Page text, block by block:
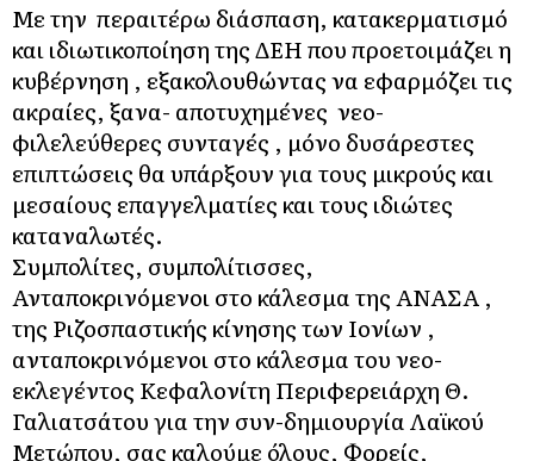
Με την περαιτέρω διάσπαση, κατακερματισμό
και ιδιωτικοποίηση της ΔΕΗ που προετοιμάζει η
κυβέρνηση , εξακολουθώντας να εφαρμόζει τις
ακραίες, ξανα- αποτυχημένες νεο-
φιλελεύθερες συνταγές , μόνο δυσάρεστες
επιπτώσεις θα υπάρξουν για τους μικρούς και
μεσαίους επαγγελματίες και τους ιδιώτες
καταναλωτές.
Συμπολίτες, συμπολίτισσες,
Ανταποκρινόμενοι στο κάλεσμα της ΑΝΑΣΑ ,
της Ριζοσπαστικής κίνησης των Ιονίων ,
ανταποκρινόμενοι στο κάλεσμα του νεο-
εκλεγέντος Κεφαλονίτη Περιφερειάρχη Θ.
Γαλιατσάτου για την συν-δημιουργία Λαϊκού
Μετώπου, σας καλούμε όλους, Φορείς,